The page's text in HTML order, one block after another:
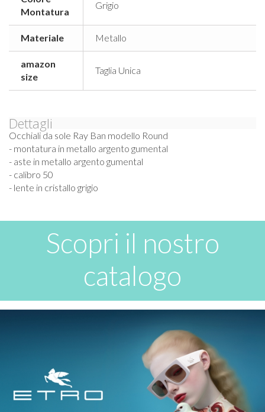
Montatura
Grigio
Materiale Metallo
amazon
size
Taglia Unica
Dettagli
Occhiali da sole Ray Ban modello Round
- montatura in metallo argento gumental
- aste in metallo argento gumental
- calibro 50
- lente in cristallo grigio
Scopri il nostro
catalogo